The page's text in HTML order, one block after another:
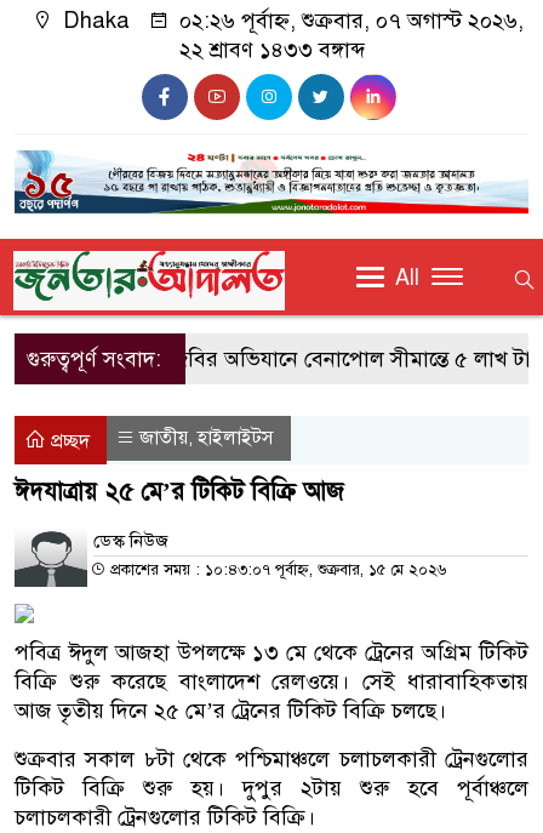
Dhaka
০২:২৬ পূর্বাহ্ন, শুক্রবার, ০৭ অগাস্ট ২০২৬,
২২ শ্রাবণ ১৪৩৩ বঙ্গাব্দ
All
গুরুত্বপূর্ণ সংবাদ:বিজিবির অভিযানে বেনাপোল সীমান্তে ৫ লাখ
প্রচ্ছদ জাতীয়,হাইলাইটস
ঈদযাত্রায় ২৫ মে’র টিকিট বিক্রি আজ
ডেস্ক নিউজ
প্রকাশের সময় : ১০:৪৩:০৭ পূর্বাহ্ন, শুক্রবার, ১৫ মে ২০২৬
পবিত্র ঈদুল আজহা উপলক্ষে ১৩ মে থেকে ট্রেনের অগ্রিম টিকিট
বিক্রি শুরু করেছে বাংলাদেশ রেলওয়ে। সেই ধারাবাহিকতায়
আজ তৃতীয় দিনে ২৫ মে’র ট্রেনের টিকিট বিক্রি চলছে।
শুক্রবার সকাল ৮টা থেকে পশ্চিমাঞ্চলে চলাচলকারী ট্রেনগুলোর
টিকিট বিক্রি শুরু হয়। দুপুর ২টায় শুরু হবে পূর্বাঞ্চলে
চলাচলকারী ট্রেনগুলোর টিকিট বিক্রি।